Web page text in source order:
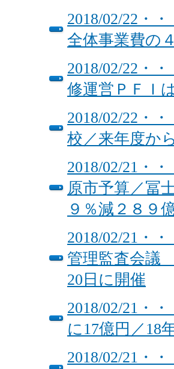
2018/02/22・
全体事業費の
2018/02/22・
修運営ＰＦＩ
2018/02/22・
校／来年度か
2018/02/21・
原市予算／冨
９％減２８９
2018/02/21・
管理監査会議
20日に開催
2018/02/21・
に17億円／18
2018/02/21・